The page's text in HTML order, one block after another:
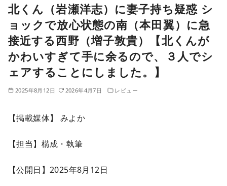
北くん（岩瀬洋志）に妻子持ち疑惑 シ
ョックで放心状態の南（本田翼）に急
接近する西野（増子敦貴）【北くんが
かわいすぎて手に余るので、３人でシ
ェアすることにしました。】
2025年8月12日 2026年4月7日 レビュー
【掲載媒体】 みよか
【担当】構成・執筆
【公開日】2025年8月12日